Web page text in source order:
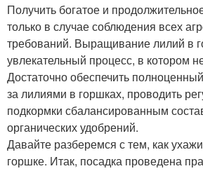
Получить богатое и
только в случае соблюдения всех
требований. Выращивание лилий в
увлекательный процесс, в котором
Достаточно обеспечить
за лилиями в горшках, проводить
подкормки сбалансированным
органических удобрений.
Давайте разберемся с тем, как
горшке. Итак, посадка проведена